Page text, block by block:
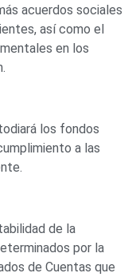
acuerdos sociales
así como el
en los
los fondos
a las
de la
por la
de Cuentas que